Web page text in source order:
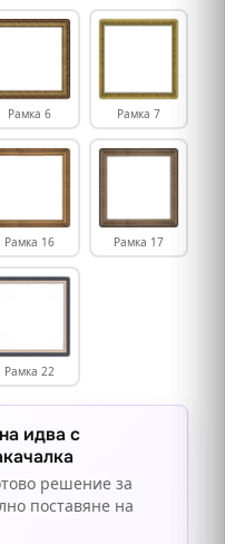
Рамка 6 Рамка 7
Рамка 16 Рамка 17
Рамка 22
идва с
решение за
поставяне на